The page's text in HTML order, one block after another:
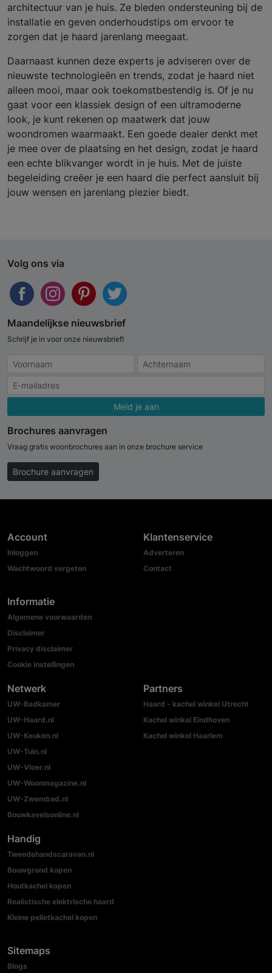
architectuur van je huis. Ze bieden ondersteuning bij de
installatie en geven onderhoudstips om ervoor te
zorgen dat je haard jarenlang meegaat.
Daarnaast kunnen deze experts je adviseren over de
nieuwste technologieën en trends, zodat je haard niet
alleen mooi, maar ook toekomstbestendig is. Of je nu
gaat voor een klassiek design of een ultramoderne
look, je kunt rekenen op maatwerk dat jouw
woondromen waarmaakt. Een goede dealer denkt met
je mee over de plaatsing en het design, zodat je haard
een echte blikvanger wordt in je huis. Met de juiste
begeleiding creëer je een haard die perfect aansluit bij
jouw wensen en jarenlang plezier biedt.
Volg ons via
Maandelijkse nieuwsbrief
Schrijf je in voor onze nieuwsbrief!
Meld je aan
Brochures aanvragen
Vraag gratis woonbrochures aan in onze brochure service
Brochure aanvragen
Account
Inloggen
Wachtwoord vergeten
Informatie
Algemene voorwaarden
Disclaimer
Privacy disclaimer
Cookie instellingen
Klantenservice
Adverteren
Contact
Netwerk
UW-Badkamer
UW-Haard.nl
UW-Keuken.nl
UW-Tuin.nl
UW-Vloer.nl
UW-Woonmagazine.nl
UW-Zwembad.nl
Bouwkavelsonline.nl
Partners
Haard - kachel winkel Utrecht
Kachel winkel Eindhoven
Kachel winkel Haarlem
Handig
Tweedehandscaravan.nl
Bouwgrond kopen
Houtkachel kopen
Realistische elektrische haard
Kleine pelletkachel kopen
Sitemaps
Blogs